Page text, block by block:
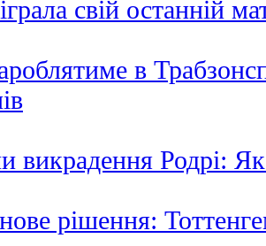
свій останній
в
викрадення Родрі:
рішення: